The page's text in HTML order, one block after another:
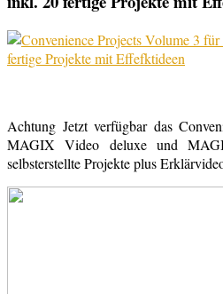
Achtung Jetzt verfügbar das
MAGIX Video deluxe und
selbsterstellte Projekte plus